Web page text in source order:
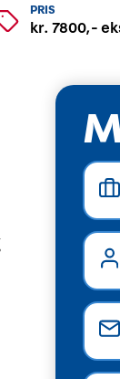
PRIS
kr. 7800,-